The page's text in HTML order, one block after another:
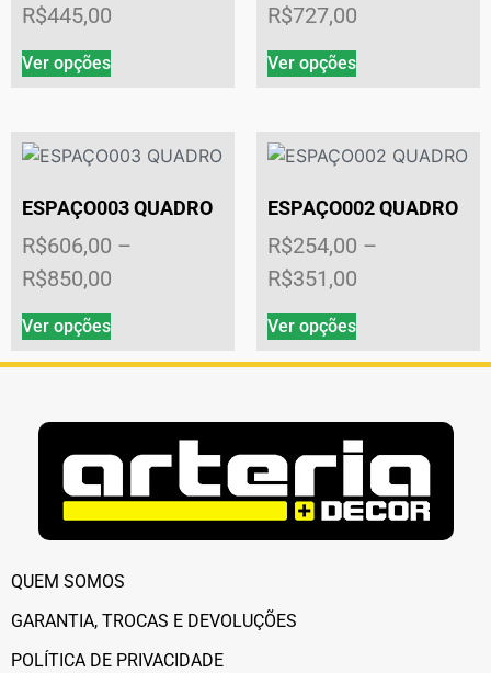
R$445,00
Ver opções
R$727,00
Ver opções
ESPAÇO003 QUADRO
R$606,00 –
R$850,00
Ver opções
ESPAÇO002 QUADRO
R$254,00 –
R$351,00
Ver opções
QUEM SOMOS
GARANTIA, TROCAS E DEVOLUÇÕES
POLÍTICA DE PRIVACIDADE